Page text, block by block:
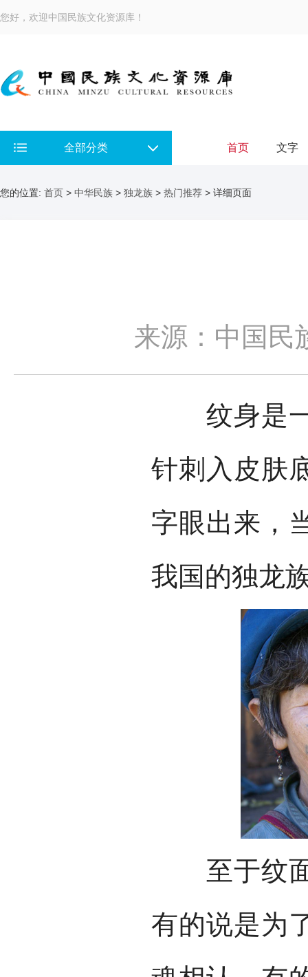
您好，欢迎中国民族文化资源库！
全部分类 首页 文字
您的位置: 首页 > 中华民族 > 独龙族 > 热门推荐 > 详细页面
来源：中国民
纹身是一
针刺入皮肤
字眼出来，
我国的独龙
至于纹面
有的说是为